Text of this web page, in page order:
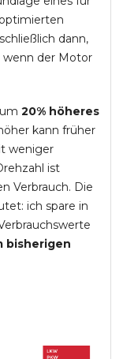
dann,
wenn der Motor
20% höheres
kann früher
weniger
ist
Verbrauch. Die
ich spare in
bisherigen